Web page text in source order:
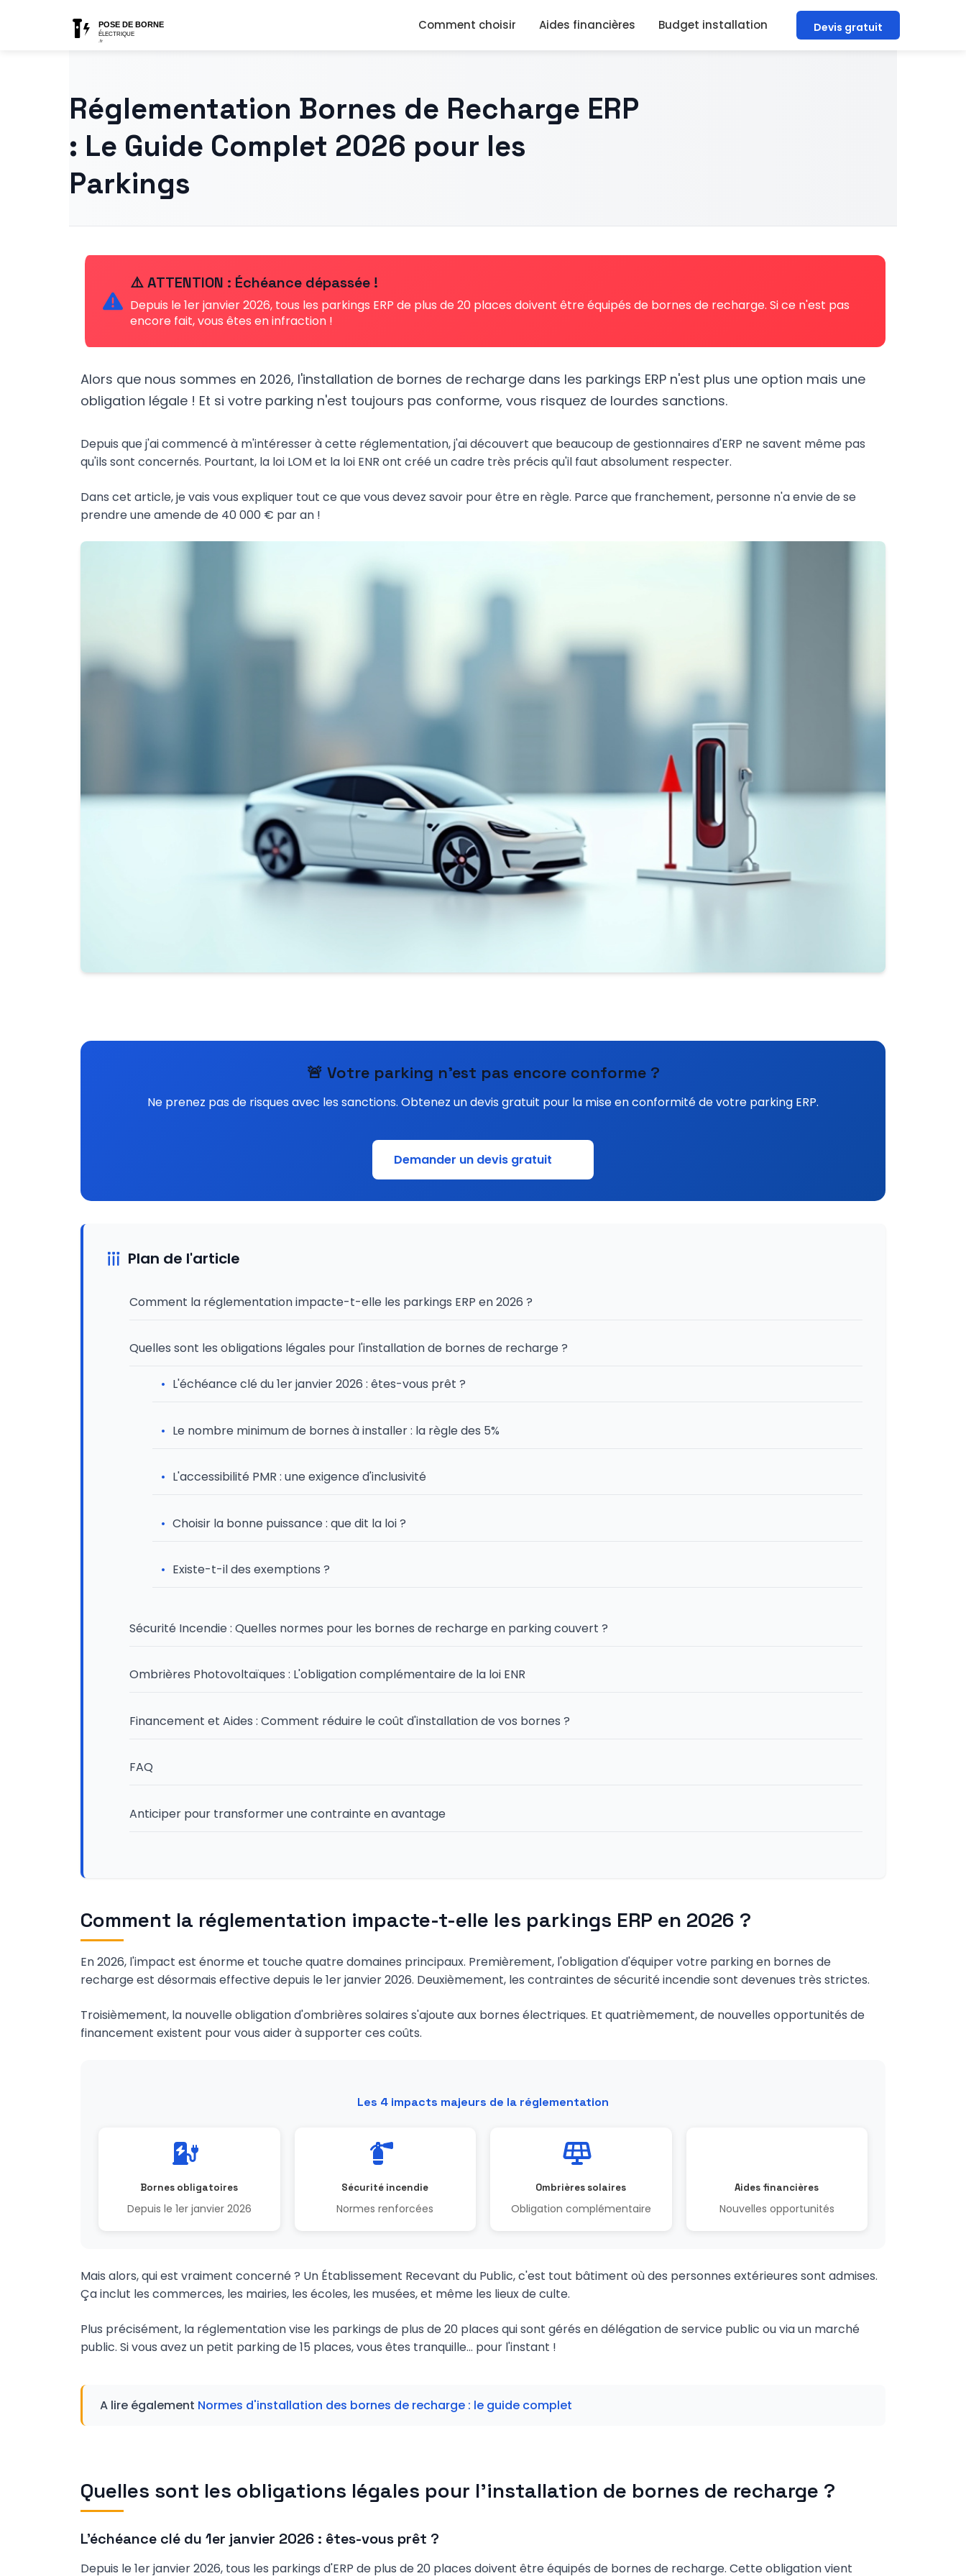
Comment choisir Aides financières Budget installation Devis gratuit
Réglementation Bornes de Recharge ERP
: Le Guide Complet 2026 pour les
Parkings
⚠️ ATTENTION : Échéance dépassée !
Depuis le 1er janvier 2026, tous les parkings ERP de plus de 20 places doivent être équipés de bornes de recharge. Si ce n'est pas
encore fait, vous êtes en infraction !
Alors que nous sommes en 2026, l'installation de bornes de recharge dans les parkings ERP n'est plus une option mais une
obligation légale ! Et si votre parking n'est toujours pas conforme, vous risquez de lourdes sanctions.
Depuis que j'ai commencé à m'intéresser à cette réglementation, j'ai découvert que beaucoup de gestionnaires d'ERP ne savent même pas
qu'ils sont concernés. Pourtant, la loi LOM et la loi ENR ont créé un cadre très précis qu'il faut absolument respecter.
Dans cet article, je vais vous expliquer tout ce que vous devez savoir pour être en règle. Parce que franchement, personne n'a envie de se
prendre une amende de 40 000 € par an !
🚨 Votre parking n'est pas encore conforme ?
Ne prenez pas de risques avec les sanctions. Obtenez un devis gratuit pour la mise en conformité de votre parking ERP.
Demander un devis gratuit
Plan de l'article
Comment la réglementation impacte-t-elle les parkings ERP en 2026 ?
Quelles sont les obligations légales pour l'installation de bornes de recharge ?
L'échéance clé du 1er janvier 2026 : êtes-vous prêt ?
Le nombre minimum de bornes à installer : la règle des 5%
L'accessibilité PMR : une exigence d'inclusivité
Choisir la bonne puissance : que dit la loi ?
Existe-t-il des exemptions ?
Sécurité Incendie : Quelles normes pour les bornes de recharge en parking couvert ?
Ombrières Photovoltaïques : L'obligation complémentaire de la loi ENR
Financement et Aides : Comment réduire le coût d'installation de vos bornes ?
FAQ
Anticiper pour transformer une contrainte en avantage
Comment la réglementation impacte-t-elle les parkings ERP en 2026 ?
En 2026, l'impact est énorme et touche quatre domaines principaux. Premièrement, l'obligation d'équiper votre parking en bornes de
recharge est désormais effective depuis le 1er janvier 2026. Deuxièmement, les contraintes de sécurité incendie sont devenues très strictes.
Troisièmement, la nouvelle obligation d'ombrières solaires s'ajoute aux bornes électriques. Et quatrièmement, de nouvelles opportunités de
financement existent pour vous aider à supporter ces coûts.
Les 4 impacts majeurs de la réglementation
Bornes obligatoires
Depuis le 1er janvier 2026
Sécurité incendie
Normes renforcées
Ombrières solaires
Obligation complémentaire
Aides financières
Nouvelles opportunités
Mais alors, qui est vraiment concerné ? Un Établissement Recevant du Public, c'est tout bâtiment où des personnes extérieures sont admises.
Ça inclut les commerces, les mairies, les écoles, les musées, et même les lieux de culte.
Plus précisément, la réglementation vise les parkings de plus de 20 places qui sont gérés en délégation de service public ou via un marché
public. Si vous avez un petit parking de 15 places, vous êtes tranquille... pour l'instant !
A lire également Normes d'installation des bornes de recharge : le guide complet
Quelles sont les obligations légales pour l'installation de bornes de recharge ?
L'échéance clé du 1er janvier 2026 : êtes-vous prêt ?
Depuis le 1er janvier 2026, tous les parkings d'ERP de plus de 20 places doivent être équipés de bornes de recharge. Cette obligation vient